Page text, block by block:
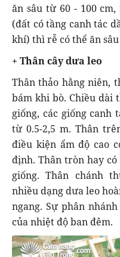
ăn sâu từ 60 - 100
(đất có tầng canh tác
khí) thì rễ có thể ăn
+ Thân cây dưa leo
Thân thảo hằng niên,
bám khi bò. Chiều dài
giống, các giống canh
từ 0.5-2,5 m. Thân
điều kiện ẩm độ cao
định. Thân tròn hay
giống. Thân chánh
nhiều dạng dưa leo
ngang. Sự phân
của nhiệt độ ban đêm.